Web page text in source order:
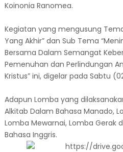
Koinonia Ranomea.
Kegiatan yang mengusung
Yang Akhir” dan Sub Tema
Bersama Dalam Semangat
Pemenuhan dan Perlindungan
Kristus” ini, digelar pada Sabtu
Adapun Lomba yang
Alkitab Dalam Bahasa Manado,
Lomba Mewarnai, Lomba Gerak
Bahasa Inggris.